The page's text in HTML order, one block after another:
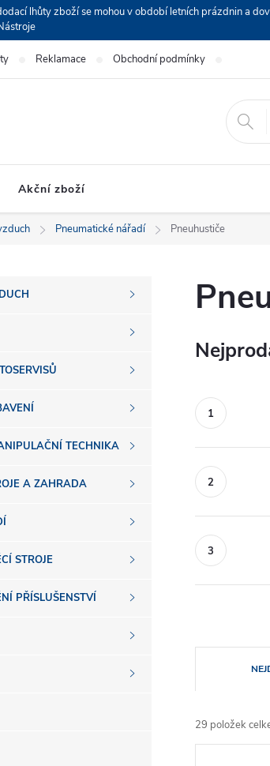
lhůty zboží se mohou v období letních prázdnin a
Reklamace Obchodní podmínky
Akční zboží
Pneumatické nářadí Pneuhustiče
TECHNIKA
A ZAHRADA
STROJE
PŘÍSLUŠENSTVÍ
a
z
29 položek